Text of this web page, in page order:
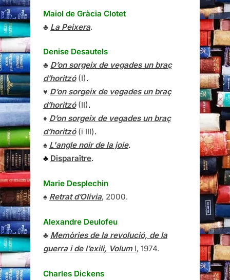
Maiol de Gràcia Clotet
♣ La Peixera.
Denise Desautels
♣ D’on sorgeix de vegades un braç
d’horitzó(I).
♥ D’on sorgeix de vegades un braç
d’horitzó(II).
♦ D’on sorgeix de vegades un braç
d’horitzó(i III).
♠ L'angle noir de la joie.
♣ Disparaître.
Marie Desplechin
♠ Retrat d’Olivia, 2000.
Alexandre Deulofeu
♣ Memòries de la revolució, de la
guerra i de l’exili, Volum I, 1974.
Charles Dickens